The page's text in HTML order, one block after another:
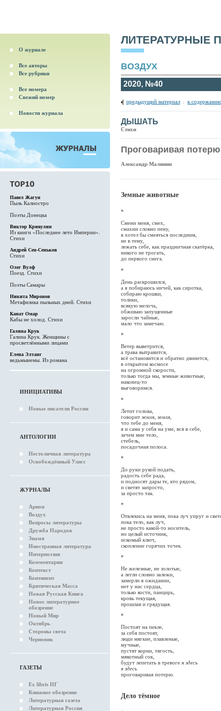
О журнале
Все авторы
Все рубрики
Все номера
Свежий номер
Новости журнала
Павел Жагун
Пыль Калиостро
Поэты Донецка
Виктор Кривулин
Из книги «Последнее лето Империи».
Стихи
Андрей Сен-Сеньков
Стихи
Олег Вулф
Поезд. Стихи
Поэты Самары
Никита Миронов
Метафизика пыльных дней. Стихи
Канат Омар
Кабы не холод. Стихи
Галина Крук
Галина Крук. Женщины с
просветлёнными лицами
Елена Элтанг
ведьмынемы. Из романа
ИНИЦИАТИВЫ
Новые писатели России
АНТОЛОГИИ
Нестоличная литература
Освобождённый Улисс
ЖУРНАЛЫ
Арион
Воздух
Вопросы литературы
Дружба Народов
Знамя
Иностранная литература
Интерпоэзия
Комментарии
Контекст
Континент
Критическая Масса
Новая Русская Книга
Новое литературное
обозрение
Новый Мир
Октябрь
Стороны света
Черновик
ГАЗЕТЫ
Ex libris НГ
Книжное обозрение
Литературная газета
Литературная Россия
ЛИТЕРАТУРНЫЕ
ВОЗДУХ
2020, №40
предыдущий материал к
ДЫШАТЬ
Стихи
Проговаривая потерю
Александр Малинин
Земные животные
*
Смени меня, смех,
смахни словно пену,
я хотел бы смеяться последним,
не в тему,
лежать себе, как праздничная скатёрка,
никого не трогать,
до первого снега.
*
День раскрошился,
а я побираюсь ничей, как сиротка,
собираю крошки,
толики,
всякую мелочь,
обживаю запущенные
заросли чайные,
мало что замечаю.
*
Ветер выветрится,
а трава вытравится,
всё остановится и обратно двинется,
в открытом космосе
на огромной скорости,
только тогда мы, земные животные,
наконец-то
выговоримся.
*
Летит голова,
говорит земля, земля
что тебе до меня,
я и сама у себя на уме, вся в себе,
зачем мне тело,
стебель,
посадочная полоса.
*
До руки рукой подать,
радость себе рада,
и подносят дары те, кто рядом,
и светят запросто,
за просто так.
*
Отвлекись на меня, пока луч упруг и
пока тело, как луч,
не просто какой-то носитель,
но целый источник,
искомый ключ,
скопление горячих точек.
*
Не железные, не золотые,
а легли словно залежи,
замерли в ожидании,
нет у нас сердца,
только кости, панцирь,
кровь текущая,
прошлая и грядущая.
*
Постоят на пекле,
за себя постоят,
люди мягкие, плавленые,
мучные,
пустят корни, тягость,
мякотный сок,
будут лепетать в тревоге я здесь
я здесь
проговаривая потерю.
Дело тёмное